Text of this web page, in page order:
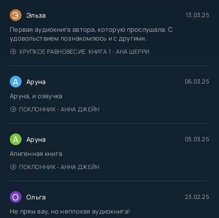
Э Эльза 13.03.25
Первая аудиокнига автора, которую прослушала. С
удовольствием познакомлюсь и с другими.
ХРУПКОЕ РАВНОВЕСИЕ. КНИГА 1 - АНА ШЕРРИ
А Аруна 06.03.25
Аруна, и озвучка
ПОКЛОННИК - АННА ДЖЕЙН
А Аруна 05.03.25
Апигенная книга
ПОКЛОННИК - АННА ДЖЕЙН
О Ольга 23.02.25
Не прям вау, но неплохая аудиокнига!